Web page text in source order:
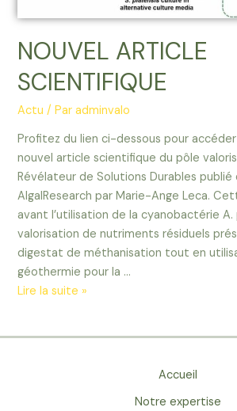
NOUVEL ARTICLE
SCIENTIFIQUE
Actu / Paradminvalo
Profitez du lien ci-dessous pour
nouvel article scientifique du pôle
Révélateur de Solutions Durables publié
AlgalResearch par Marie-Ange Leca.
avant l’utilisation de la cyanobactérie A.
valorisation de nutriments résiduels
digestat de méthanisation tout en
géothermie pour la …
Lire la suite »
Accueil
Notre expertise